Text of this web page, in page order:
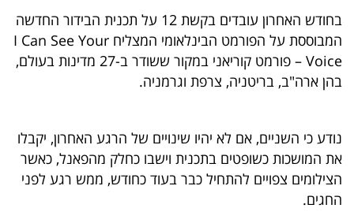
5
המילון
הכלכלי
40
UNDER
40
בחודש האחרון עובדים בקשת 12 על תכנית הבידור החדשה
המבוססת על הפורמט הבינלאומי המצליח I Can See Your
Voice – פורמט קוריאני במקור ששודר ב-27 מדינות בעולם,
בהן ארה"ב, בריטניה, צרפת וגרמניה.
נודע כי השניים, אם לא יהיו שינויים של הרגע האחרון, יקבלו
את המושכות כשופטים בתכנית וישבו כחלק מהפאנל, כאשר
הצילומים צפויים להתחיל כבר בעוד כחודש, ממש רגע לפני
החגים.